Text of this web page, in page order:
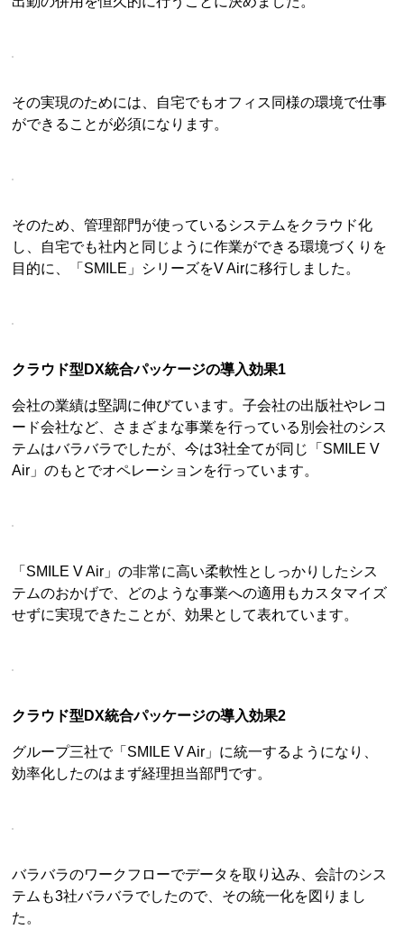
その実現のためには、自宅でもオフィス同様の環境で仕事
ができることが必須になります。
そのため、管理部門が使っているシステムをクラウド化
し、自宅でも社内と同じように作業ができる環境づくりを
目的に、「SMILE」シリーズをV Airに移行しました。
クラウド型DX統合パッケージの導入効果1
会社の業績は堅調に伸びています。子会社の出版社やレコ
ード会社など、さまざまな事業を行っている別会社のシス
テムはバラバラでしたが、今は3社全てが同じ「SMILE V
Air」のもとでオペレーションを行っています。
「SMILE V Air」の非常に高い柔軟性としっかりしたシス
テムのおかげで、どのような事業への適用もカスタマイズ
せずに実現できたことが、効果として表れています。
クラウド型DX統合パッケージの導入効果2
グループ三社で「SMILE V Air」に統一するようになり、
効率化したのはまず経理担当部門です。
バラバラのワークフローでデータを取り込み、会計のシス
テムも3社バラバラでしたので、その統一化を図りまし
た。